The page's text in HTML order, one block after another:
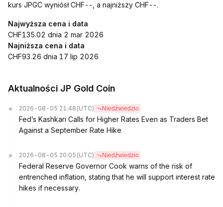
kurs JPGC wyniósł CHF--, a najniższy CHF--.
Najwyższa cena i data
CHF135.02 dnia 2 mar 2026
Najniższa cena i data
CHF93.26 dnia 17 lip 2026
Aktualności JP Gold Coin
2026-08-05 21:48 (UTC) Niedźwiedzio
Fed’s Kashkari Calls for Higher Rates Even as Traders Bet
Against a September Rate Hike
2026-08-05 20:05 (UTC) Niedźwiedzio
Federal Reserve Governor Cook warns of the risk of
entrenched inflation, stating that he will support interest rate
hikes if necessary.